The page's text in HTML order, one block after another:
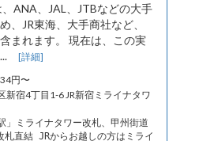
ANA、JAL、JTBなどの大手
、JR東海、大手商社など、
まれます。 現在は、この実
[詳細]
円〜
新宿4丁目1-6 JR新宿ミライナタワ
」ミライナタワー改札、甲州街道
札直結 JRからお越しの方はミライ